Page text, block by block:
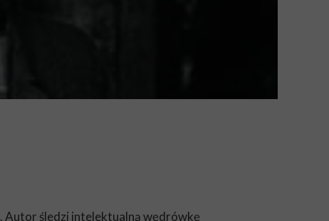
. Autor śledzi intelektualną wędrówkę